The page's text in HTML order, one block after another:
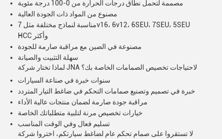
مصممة لتحمل نطاق درجات الحرارة من 0-100 درجة مئوية
مصنوع من المواد ذات الجودة العالية
مناسبة لنماذج مختلفة مثل 7v16، 6v12، 6SEU، 7SEU، 5SEU
HCC وأكثر
مصنوعة في الصين مع مراقبة صارمة للجودة
سهلة التثبيت والصيانة
لماذا تختار شركة JNA لاحتياجات تخصيص الصمامات الخاصة بك؟
سنوات خبرة في صناعة السيارات
خبرة في تصميم وتصنيع صمامات التحكم في ضاغط التيار المتردد
مراقبة جودة صارمة لضمان منتجات عالية الأداء
خيارات تخصيص مرنة لتلبية متطلباتك الخاصة
تسليم فعال وفي الوقت المناسب
لا تستقروا على صمام تحكم عام لضاغط سيارتكم، اختروا شركة